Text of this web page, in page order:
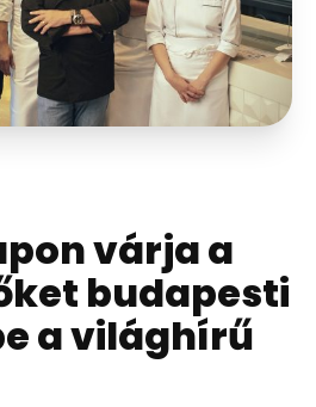
várja a
budapesti
a világhírű